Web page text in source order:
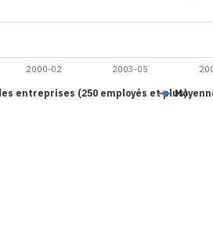
entreprises (250 employés et plus)
2000-02 2003-05